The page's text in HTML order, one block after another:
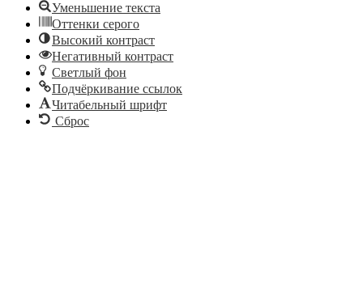
Уменьшение текста
Оттенки серого
Высокий контраст
Негативный контраст
Светлый фон
Подчёркивание ссылок
Читабельный шрифт
Сброс